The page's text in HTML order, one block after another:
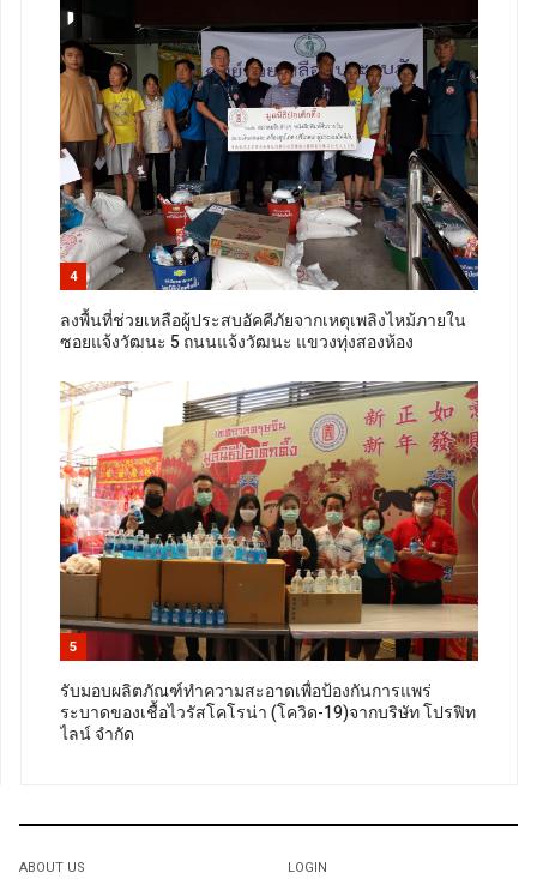
4
ลงพื้นที่ช่วยเหลือผู้ประสบอัคคีภัยจากเหตุเพลิงไหม้ภายใน
ซอยแจ้งวัฒนะ 5 ถนนแจ้งวัฒนะ แขวงทุ่งสองห้อง
5
รับมอบผลิตภัณฑ์ทำความสะอาดเพื่อป้องกันการแพร่
ระบาดของเชื้อไวรัสโคโรน่า (โควิด-19)จากบริษัท โปรฟิท
ไลน์ จำกัด
ABOUT US
LOGIN